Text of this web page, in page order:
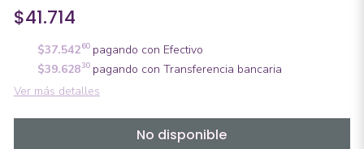
$41.714
$37.54260pagando con Efectivo
$39.62830pagando con Transferencia bancaria
Ver más detalles
No disponible